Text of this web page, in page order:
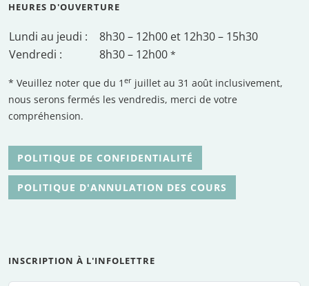
HEURES D'OUVERTURE
Lundi au jeudi :
8h30 – 12h00 et 12h30 – 15h30
Vendredi :
8h30 – 12h00 *
* Veuillez noter que du 1 er juillet au 31 août inclusivement,
nous serons fermés les vendredis, merci de votre
compréhension.
POLITIQUE DE CONFIDENTIALITÉ
POLITIQUE D'ANNULATION DES COURS
INSCRIPTION À L'INFOLETTRE